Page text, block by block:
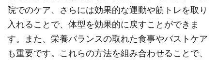
院でのケア、さらには効果的な運動や筋トレを取り
入れることで、体型を効果的に戻すことができま
す。また、栄養バランスの取れた食事やバストケア
も重要です。これらの方法を組み合わせることで、